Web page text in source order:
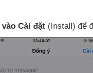
vào Cài đặt (Install) để